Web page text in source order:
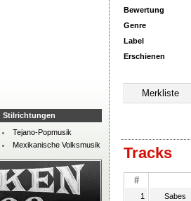
Bewertung
Genre
Label
Erschienen
Tracks
#
1
Sabes
Stilrichtungen
Tejano-Popmusik
Mexikanische Volksmusik